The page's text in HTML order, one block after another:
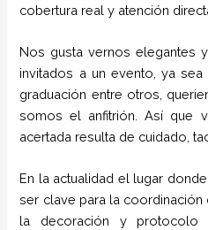
cobertura real y atención
Nos gusta vernos elegantes
invitados a un evento, ya sea
graduación entre otros,
somos el anfitrión. Así que
acertada resulta de cuidado,
En la actualidad el lugar
ser clave para la
la decoración y protocolo